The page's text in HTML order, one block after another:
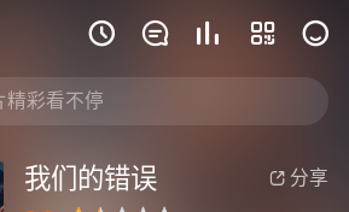
    
(2025)西班牙西班牙语
 分享
我们的错误